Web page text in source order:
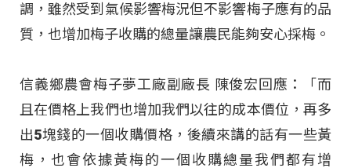
調，雖然受到氣候影響梅況但不影響梅子應有的品
質，也增加梅子收購的總量讓農民能夠安心採梅。
信義鄉農會梅子夢工廠副廠長 陳俊宏回應：「而
且在價格上我們也增加我們以往的成本價位，再多
出5塊錢的一個收購價格，後續來講的話有一些黃
梅，也會依據黃梅的一個收購總量我們都有增